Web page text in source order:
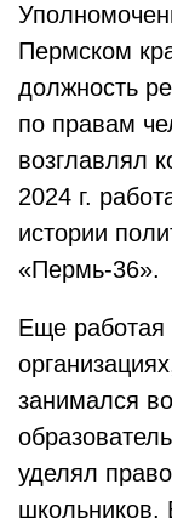
Пермском
должность
по правам
возглавлял
2024 г.
истории
«Пермь-36».
Еще работая
занимался
уделял
школьников.